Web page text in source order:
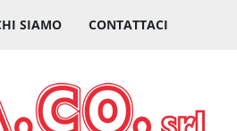
CHI SIAMO CONTATTACI